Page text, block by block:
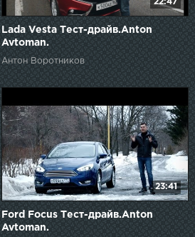
22:47
Lada Vesta Тест-драйв.Anton
Avtoman.
Антон Воротников
23:41
Ford Focus Тест-драйв.Anton
Avtoman.